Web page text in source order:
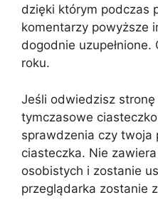
dzięki którym podczas
komentarzy powyższe
dogodnie
roku.
Jeśli odwiedzisz
tymczasowe
sprawdzenia czy twoja
ciasteczka. Nie
osobistych i zostanie
przeglądarka zostanie